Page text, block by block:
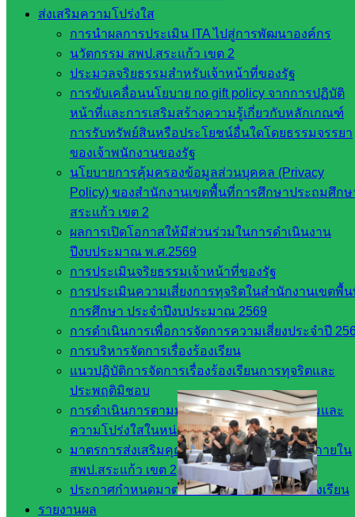
ส่งเสริมความโปร่งใส
การนำผลการประเมิน ITA ไปสู่การพัฒนาองค์กร
นวัตกรรม สพป.สระแก้ว เขต 2
ประมวลจริยธรรมสำหรับเจ้าหน้าที่ของรัฐ
การขับเคลื่อนนโยบาย no gift policy จากการปฏิบัติ
หน้าที่และการเสริมสร้างความรู้เกี่ยวกับหลักเกณฑ์
การรับทรัพย์สินหรือประโยชน์อื่นใดโดยธรรมจรรยา
ของเจ้าพนักงานของรัฐ
นโยบายการคุ้มครองข้อมูลส่วนบุคคล (Privacy
Policy) ของสำนักงานเขตพื้นที่การศึกษาประถมศึกษ
สระแก้ว เขต 2
ผลการเปิดโอกาสให้มีส่วนร่วมในการดำเนินงาน
ปีงบประมาณ พ.ศ.2569
การประเมินจริยธรรมเจ้าหน้าที่ของรัฐ
การประเมินความเสี่ยงการทุจริตในสำนักงานเขตพื้
การศึกษา ประจำปีงบประมาณ 2569
การดำเนินการเพื่อการจัดการความเสี่ยงประจำปี
การบริหารจัดการเรื่องร้องเรียน
แนวปฏิบัติการจัดการเรื่องร้องเรียนการทุจริตและ
ประพฤติมิชอบ
การดำเนินการตามมาตรการส่งเสริมคุณธรรมและ
ความโปร่งใสในหน่วยงาน
มาตรการส่งเสริมคุณธรรมและความโปร่งใสภายใน
สพป.สระแก้ว เขต 2
ประกาศกำหนดมาตรการ กลไกการจัดการร้องเรียน
รายงานผล
สุคนธ์ ผู้อำนวยการกลุ่มบริหารงานบุคคล ร่วมในกิจกรรมครั้งนี้
อนึ่ง สำนักงานเขตพื้นที่การศึกษาประถมศึกษาสระแก้ว เขต 2
เป็นหน่วยงานที่ให้ความสำคัญในความใส่ใจเรื่องของความ
ปลอดภัยทุกรูปแบบ ทั้งยังดำเนินตามนโยบายกระทรวง
ศึกษาธิการอย่างเคร่งครัดที่กำหนดให้โรงเรียนต้องเป็นพื้นที่
ปลอดภัยอย่างแท้จริง
บรรณาธิการ:นางวันเพ็ญ อรัญ ผอ. กลุ่มอำนวยการ
นางสาวนวลหยก ณ ระนอง นักประชาสัมพันธ์ปฏิบัติ
ข้อมูลภาพเพิ่มเติม:
https://photos.app.goo.gl/Gy6phAM57Z3mixQaA
ช่องทางการสื่อสารเพิ่มเติม:
https://iso.obec.moe/?p=25117
https://sakarea2.go.th/2026/07/03/โครงการเสริมสร้างความป/
https://www.facebook.com/share/p/1RicKD3BWs/